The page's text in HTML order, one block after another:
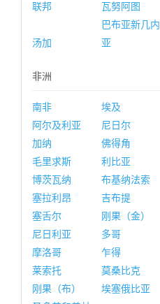
联邦
瓦努阿图
汤加
巴布亚新几内
亚
非洲
南非 埃及
阿尔及利亚
尼日尔
加纳
佛得角
毛里求斯
利比亚
博茨瓦纳
布基纳法索
塞拉利昂
吉布提
塞舌尔
刚果（金）
尼日利亚
多哥
摩洛哥
乍得
莱索托
莫桑比克
刚果（布）
埃塞俄比亚